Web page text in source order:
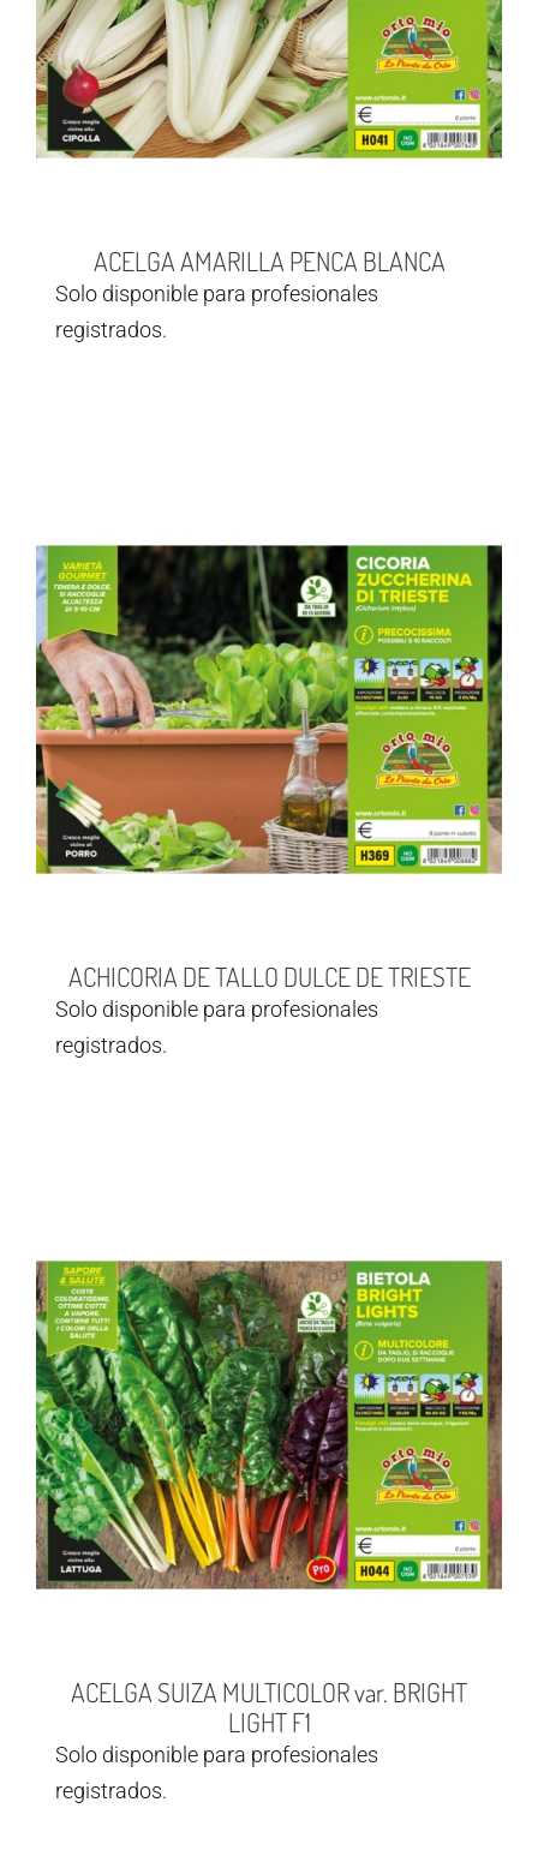
ACELGA AMARILLA PENCA BLANCA
Solo disponible para profesionales
registrados.
ACHICORIA DE TALLO DULCE DE TRIESTE
Solo disponible para profesionales
registrados.
ACELGA SUIZA MULTICOLOR var. BRIGHT
LIGHT F1
Solo disponible para profesionales
registrados.